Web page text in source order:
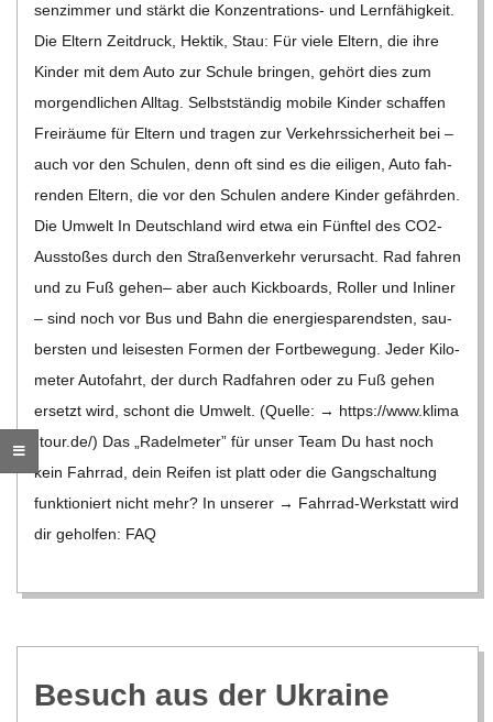
sen­zim­mer und stärkt die Kon­­­zen­­tra­­ti­ons- und Lern­fä­hig­keit.
Die Eltern Zeit­druck, Hek­tik, Stau: Für viele Eltern, die ihre
Kin­der mit dem Auto zur Schule brin­gen, gehört dies zum
mor­gend­li­chen All­tag. Selbst­stän­dig mobile Kin­der schaf­fen
Frei­räume für Eltern und tra­gen zur Ver­kehrs­si­cher­heit bei –
auch vor den Schu­len, denn oft sind es die eili­gen, Auto fah­
ren­den Eltern, die vor den Schu­len andere Kin­der gefähr­den.
Die Umwelt In Deutsch­land wird etwa ein Fünf­tel des CO2-
Aus­­s­to­­ßes durch den Stra­ßen­ver­kehr ver­ur­sacht. Rad fah­ren
und zu Fuß gehen– aber auch Kick­boards, Rol­ler und Inli­ner
– sind noch vor Bus und Bahn die ener­gie­spa­rends­ten, sau­
bers­ten und lei­ses­ten For­men der Fort­be­we­gung. Jeder Kilo­
me­ter Auto­fahrt, der durch Rad­fah­ren oder zu Fuß gehen
ersetzt wird, schont die Umwelt. (Quelle: → https://​www​.klima​
-tour​.de/) Das „Radel­me­ter” für unser Team Du hast noch
kein Fahr­rad, dein Rei­fen ist platt oder die Gang­schal­tung
funk­tio­niert nicht mehr? In unse­rer → Fahr­rad-Wer­k­statt wird
dir gehol­fen: FAQ
Besuch aus der Ukraine